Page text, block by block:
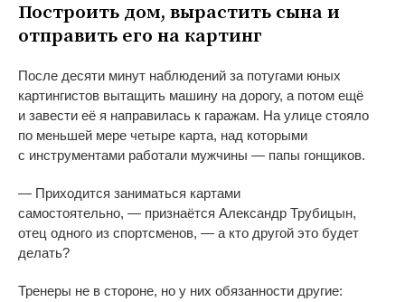
Построить дом, вырастить сына и
отправить его на картинг
После десяти минут наблюдений за потугами юных
картингистов вытащить машину на дорогу, а потом ещё
и завести её я направилась к гаражам. На улице стояло
по меньшей мере четыре карта, над которыми
с инструментами работали мужчины — папы гонщиков.
— Приходится заниматься картами
самостоятельно, — признаётся Александр Трубицын,
отец одного из спортсменов, — а кто другой это будет
делать?
Тренеры не в стороне, но у них обязанности другие: